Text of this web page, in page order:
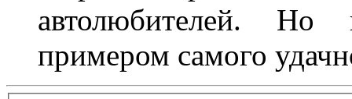
автолюбителей. Но
примером самого